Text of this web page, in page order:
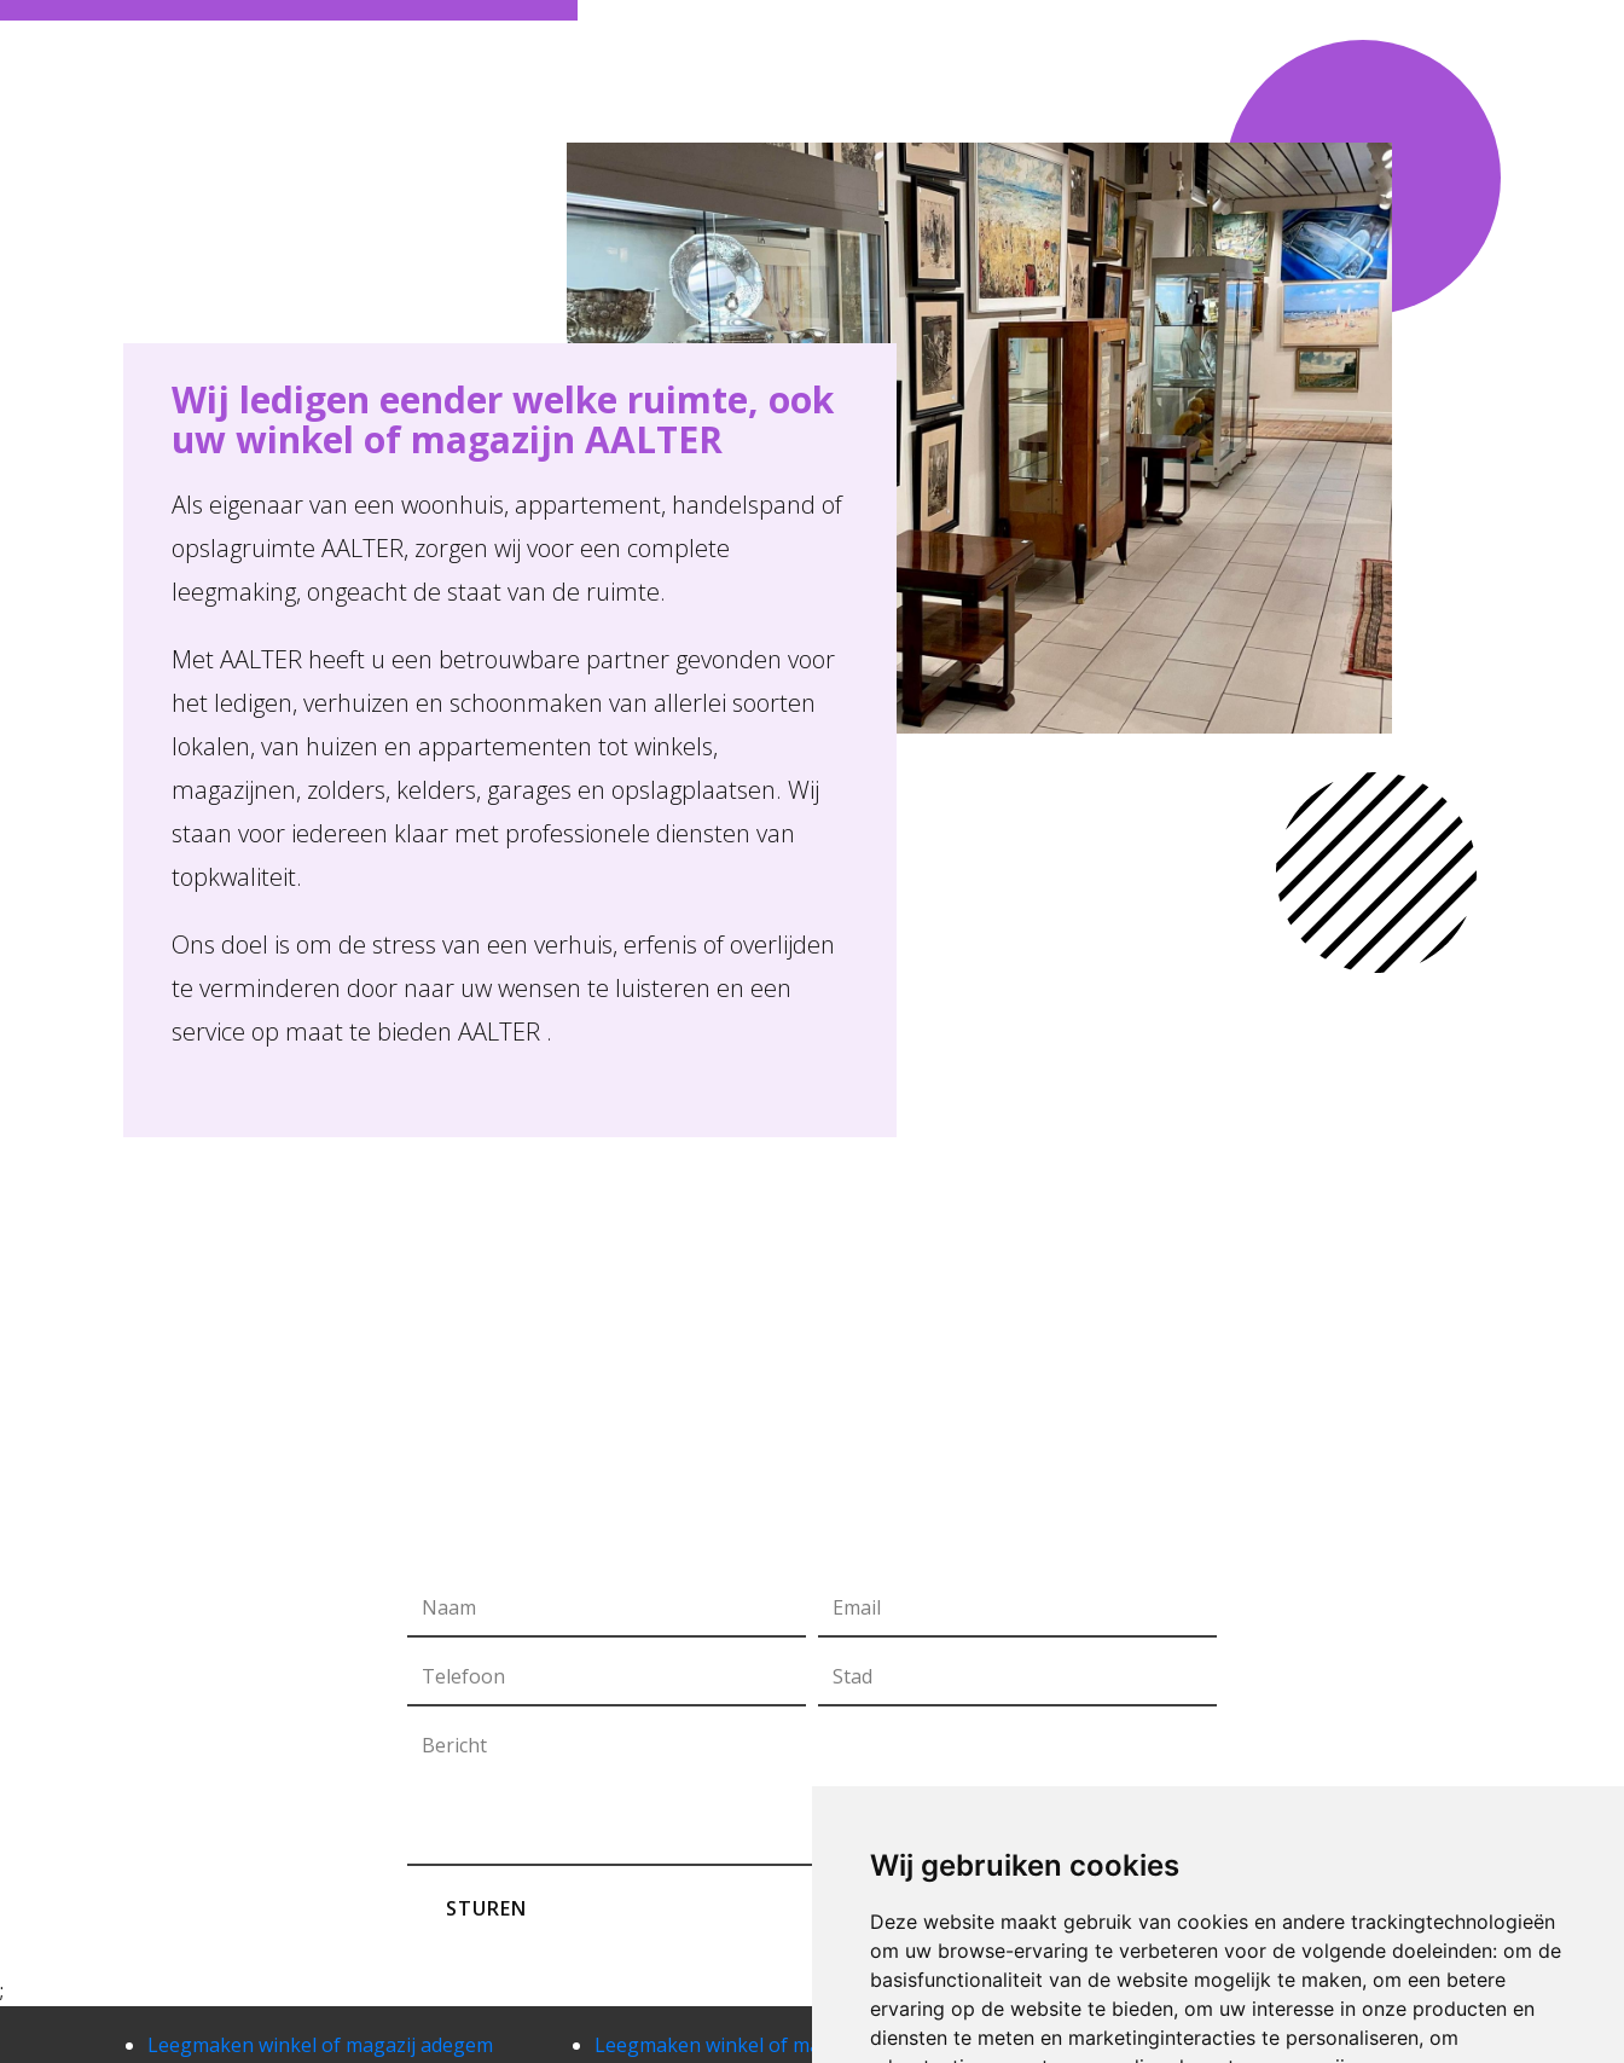
Wij gebruiken cookies
Deze website maakt gebruik van cookies en andere trackingtechnologieën
om uw browse-ervaring te verbeteren voor de volgende doeleinden: om de
basisfunctionaliteit van de website mogelijk te maken, om een betere
ervaring op de website te bieden, om uw interesse in onze producten en
diensten te meten en marketinginteracties te personaliseren, om
Wij ledigen eender welke ruimte, ook
uw winkel of magazijn AALTER
Als eigenaar van een woonhuis, appartement, handelspand of
opslagruimte AALTER, zorgen wij voor een complete
leegmaking, ongeacht de staat van de ruimte.
Met AALTER heeft u een betrouwbare partner gevonden voor
het ledigen, verhuizen en schoonmaken van allerlei soorten
lokalen, van huizen en appartementen tot winkels,
magazijnen, zolders, kelders, garages en opslagplaatsen. Wij
staan voor iedereen klaar met professionele diensten van
topkwaliteit.
Ons doel is om de stress van een verhuis, erfenis of overlijden
te verminderen door naar uw wensen te luisteren en een
service op maat te bieden AALTER .
STUREN
;
Leegmaken winkel of magazij adegem Leegmaken winkel of magazij afsnee
Leegmaken winkel of magazij appels